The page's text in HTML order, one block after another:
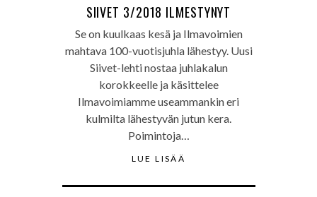
SIIVET 3/2018 ILMESTYNYT
Se on kuulkaas kesä ja Ilmavoimien
mahtava 100-vuotisjuhla lähestyy. Uusi
Siivet-lehti nostaa juhlakalun
korokkeelle ja käsittelee
Ilmavoimiamme useammankin eri
kulmilta lähestyvän jutun kera.
Poimintoja…
LUE LISÄÄ